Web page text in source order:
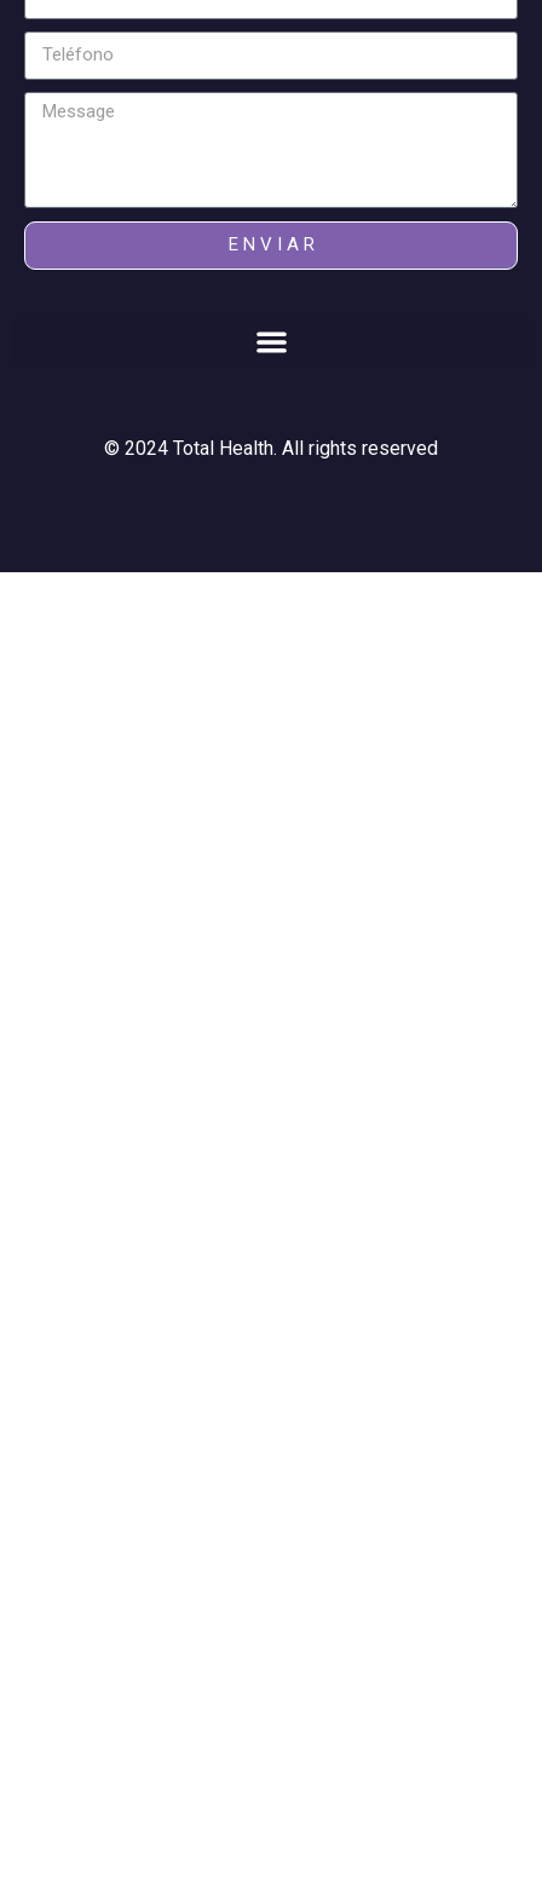
E N V I A R
© 2024 Total Health. All rights reserved